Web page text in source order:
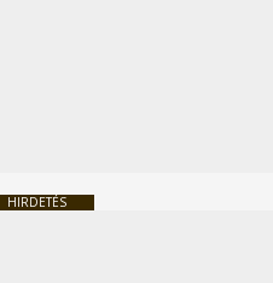
HIRDETÉS